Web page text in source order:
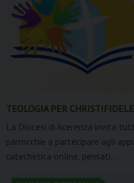
TEOLOGIA PER
La Diocesi di Acerenza invita
parrocchie a partecipare agli
catechetica online, pensati...